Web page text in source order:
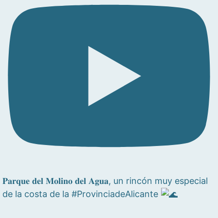
𝐏𝐚𝐫𝐪𝐮𝐞 𝐝𝐞𝐥 𝐌𝐨𝐥𝐢𝐧𝐨 𝐝𝐞𝐥 𝐀𝐠𝐮𝐚, un rincón muy especial
de la costa de la #ProvinciadeAlicante